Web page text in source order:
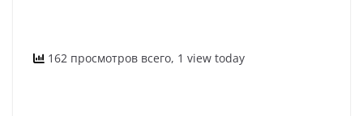
162 просмотров всего, 1 view today